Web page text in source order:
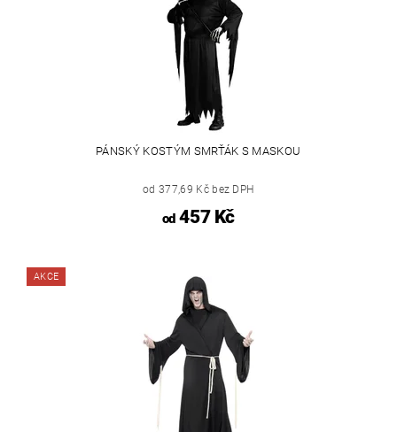
PÁNSKÝ KOSTÝM SMRŤÁK S MASKOU
od 377,69 Kč bez DPH
od457 Kč
AKCE